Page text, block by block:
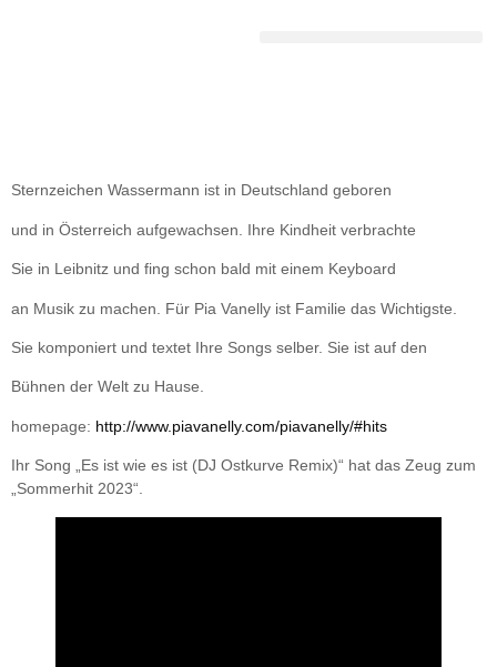
Sternzeichen Wassermann ist in Deutschland geboren
und in Österreich aufgewachsen. Ihre Kindheit verbrachte
Sie in Leibnitz und fing schon bald mit einem Keyboard
an Musik zu machen. Für Pia Vanelly ist Familie das Wichtigste.
Sie komponiert und textet Ihre Songs selber. Sie ist auf den
Bühnen der Welt zu Hause.
homepage: http://www.piavanelly.com/piavanelly/#hits
Ihr Song „Es ist wie es ist (DJ Ostkurve Remix)“ hat das Zeug zum
„Sommerhit 2023“.